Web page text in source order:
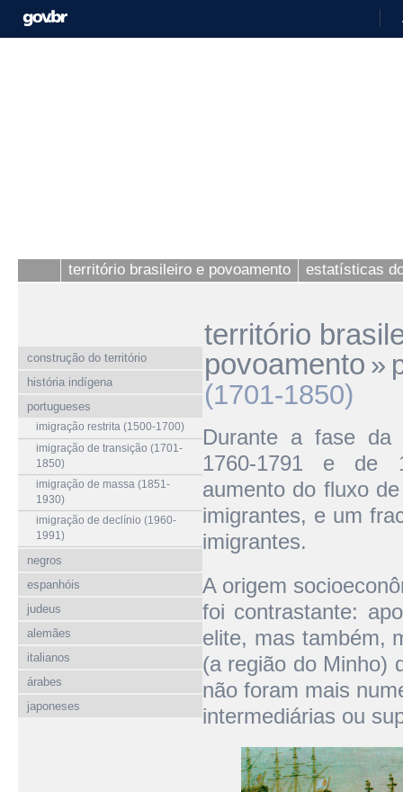
território brasileiro e povoamento estatísticas
construção do território
história indígena
portugueses
imigração restrita (1500-1700)
imigração de transição (1701-
1850)
imigração de massa (1851-
1930)
imigração de declínio (1960-
1991)
negros
espanhóis
judeus
alemães
italianos
árabes
japoneses
território
povoamento »
(1701-1850)
Durante a fase da
1760-1791 e de
aumento do fluxo
imigrantes, e um
imigrantes.
A origem
foi contrastante:
elite, mas também,
(a região do Minho)
não foram mais
intermediárias ou